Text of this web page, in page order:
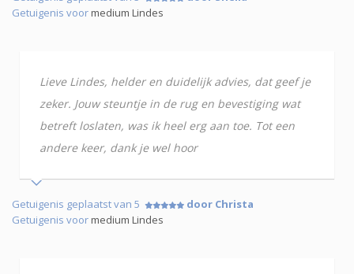
Getuigenis voormedium Lindes
Lieve Lindes, helder en duidelijk advies, dat geef je
zeker. Jouw steuntje in de rug en bevestiging wat
betreft loslaten, was ik heel erg aan toe. Tot een
andere keer, dank je wel hoor
Getuigenis geplaatst van 5
door Christa
Getuigenis voormedium Lindes